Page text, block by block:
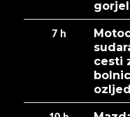
7 h
cesti